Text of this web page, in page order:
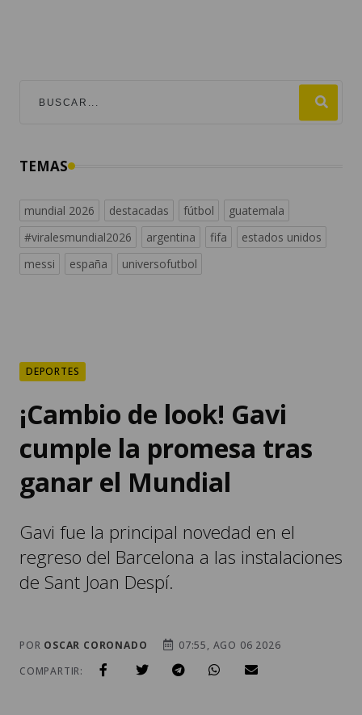
TEMAS
mundial 2026 destacadas fútbol
guatemala
#viralesmundial2026
argentina fifa
estados unidos
messi
españa universofutbol
DEPORTES
¡Cambio de look! Gavi
cumple la promesa tras
ganar el Mundial
Gavi fue la principal novedad en el
regreso del Barcelona a las instalaciones
de Sant Joan Despí.
POR OSCAR CORONADO
07:55, AGO 06 2026
COMPARTIR: